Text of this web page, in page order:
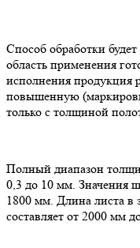
Способ обработки
область применения
исполнения продукция
повышенную
только с толщиной
Полный диапазон
0,3 до 10 мм. Значения
1800 мм. Длина листа в
составляет от 2000 мм